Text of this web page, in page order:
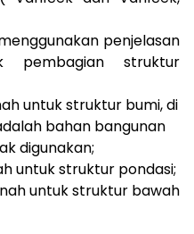
penjelasan
pembagian struktur
untuk struktur bumi, di
bahan bangunan
digunakan;
untuk struktur pondasi;
untuk struktur bawah